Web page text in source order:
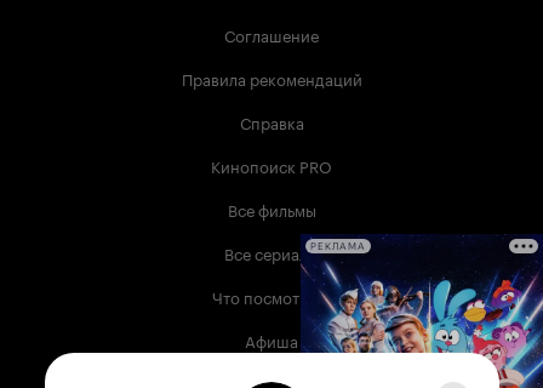
Соглашение
Правила рекомендаций
Справка
Кинопоиск PRO
Все фильмы
Все сериалы
Что посмотреть
Афиша
Музыка
РЕКЛАМА